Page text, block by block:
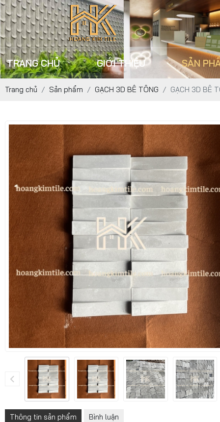
TRANG CHỦ GIỚI THIỆU SẢN
Trang chủ Sản phẩm GẠCH 3D BÊ TÔNG GẠCH 3D BÊ
Thông tin sản phẩm Bình luận